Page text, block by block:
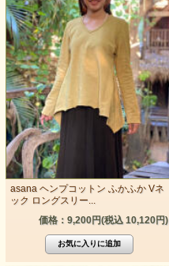
asana ヘンプコットン ふかふか Vネ
ック ロングスリー...
価格：9,200円(税込 10,120円)